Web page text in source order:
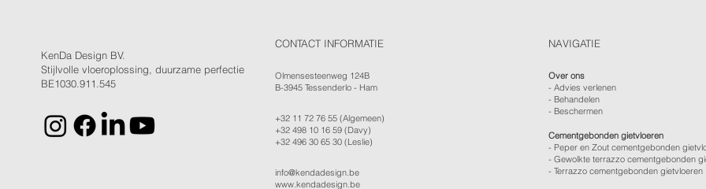
KenDa Design BV.
Stijlvolle vloeroplossing, duurzame perfectie
BE1030.911.545
CONTACT INFORMATIE
Olmensesteenweg 124B
B-3945 Tessenderlo - Ham
+32 11 72 76 55 (Algemeen)
+32 498 10 16 59 (Davy)
+32 496 30 65 30 (Leslie)
info@kendadesign.be
www.kendadesign.be
NAVIGATIE
Over ons
-Advies verlenen
- Behandelen
- Beschermen
Cementgebonden gietvloeren
- Peper en Zout cementgebonden
- Gewolkte terrazzo cementgebonden
- Terrazzo cementgebonden gietvloeren